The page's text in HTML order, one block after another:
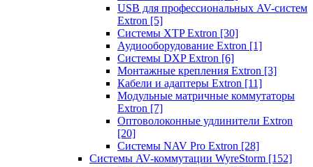
USB для профессиональных AV-систем
Extron [5]
Системы XTP Extron [30]
Аудиооборудование Extron [1]
Системы DXP Extron [6]
Монтажные крепления Extron [3]
Кабели и адаптеры Extron [11]
Модульные матричные коммутаторы
Extron [7]
Оптоволоконные удлинители Extron
[20]
Системы NAV Pro Extron [28]
Системы AV-коммутации WyreStorm [152]